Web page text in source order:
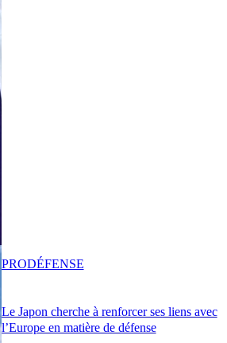
Le Japon cherche à renforcer ses liens avec
l’Europe en matière de défense
PRODÉFENSE